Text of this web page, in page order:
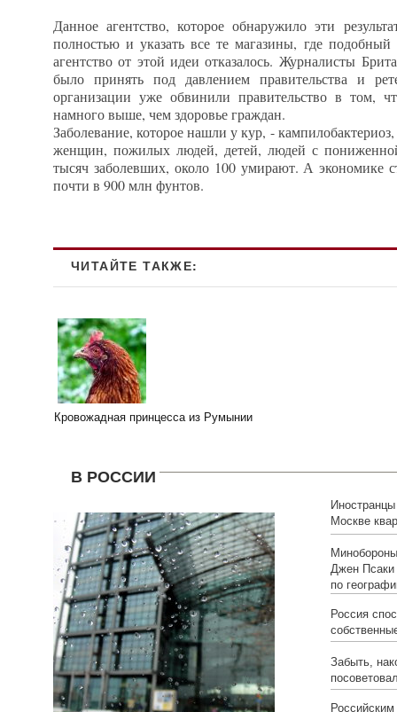
Данное агентство, которое обнаружило эти
полностью и указать все те магазины, где
агентство от этой идеи отказалось. Журналисты
было принять под давлением правительства и
организации уже обвинили правительство в том,
намного выше, чем здоровье граждан.
Заболевание, которое нашли у кур, -
женщин, пожилых людей, детей, людей с
тысяч заболевших, около 100 умирают. А экономике
почти в 900 млн фунтов.
ЧИТАЙТЕ ТАКЖЕ:
Кровожадная принцесса из Румынии
В РОССИИ
Москве
Джен Псаки
по
Россия
Забыть,